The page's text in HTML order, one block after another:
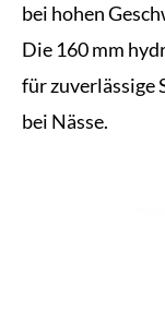
bei hohen
Die 160 mm
für zuverlässige
bei Nässe.